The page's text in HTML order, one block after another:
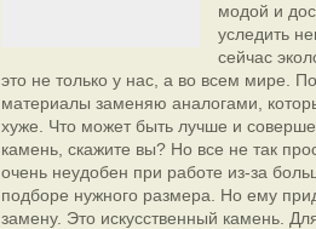
модой и
уследить
сейчас
это не только у нас, а во всем мире.
материалы заменяю аналогами,
хуже. Что может быть лучше и
камень, скажите вы? Но все не так
очень неудобен при работе из-за
подборе нужного размера. Но ему
замену. Это искусственный камень.